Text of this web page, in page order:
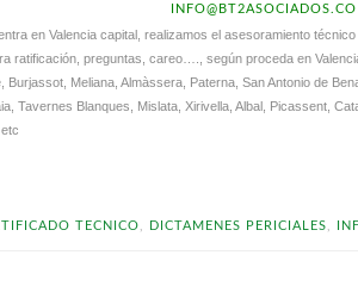
en Valencia capital, realizamos el asesoramiento
ratificación, preguntas, careo…., según proceda en
Meliana, Almàssera, Paterna, San Antonio de
Tavernes Blanques, Mislata, Xirivella, Albal, Picassent,
TECNICO, DICTAMENES PERICIALES,